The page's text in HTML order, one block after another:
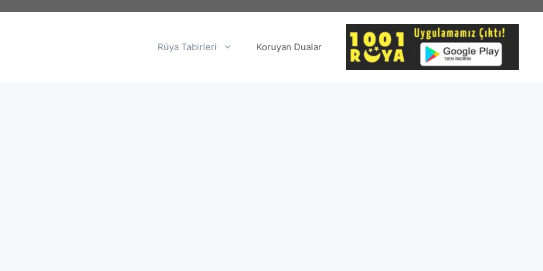
Rüya Tabirleri Koruyan Dualar